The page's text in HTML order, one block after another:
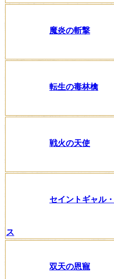
魔炎の斬撃
転生の毒林檎
戦火の天使
セイントギャル
ス
双天の恩寵